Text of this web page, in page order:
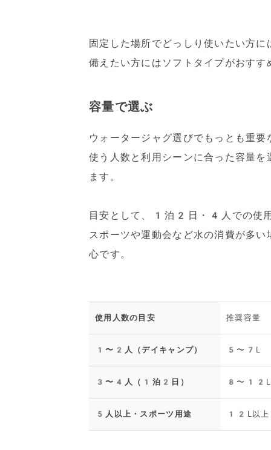
固定した場所でどっしり使いたい方
備えたい方にはソフトタイプがおすす
容量で選ぶ
ウォータージャグ選びでもっとも重
使う人数と利用シーンに合った容量
ます。
目安として、1泊2日・4人での使
スポーツや運動会など水の消費が多
心です。
使用人数の目安 推奨容量
1〜2人（デイキャンプ） 5〜7L
3〜4人（1泊2日） 8〜12L
5人以上・スポーツ用途 12L以上